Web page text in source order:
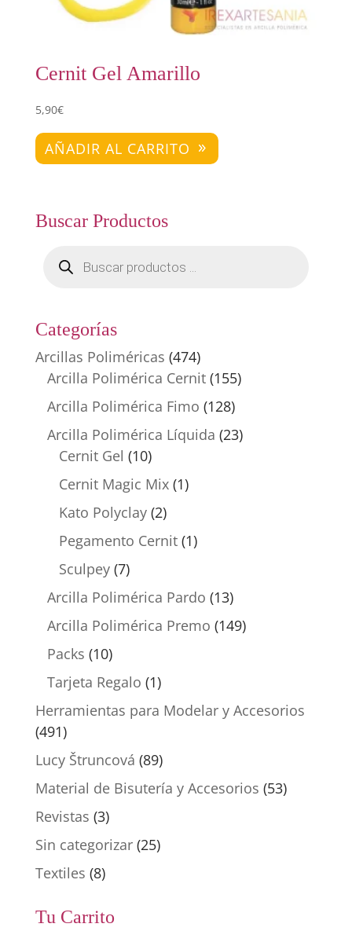
Cernit Gel Amarillo
5,90€
AÑADIR AL CARRITO
Buscar Productos
productos
Categorías
Arcillas Poliméricas (474)
Arcilla Polimérica Cernit (155)
Arcilla Polimérica Fimo (128)
Arcilla Polimérica Líquida (23)
Cernit Gel (10)
Cernit Magic Mix (1)
Kato Polyclay (2)
Pegamento Cernit (1)
Sculpey (7)
Arcilla Polimérica Pardo (13)
Arcilla Polimérica Premo (149)
Packs (10)
Tarjeta Regalo (1)
Herramientas para Modelar y Accesorios
(491)
Lucy Štruncová (89)
Material de Bisutería y Accesorios (53)
Revistas (3)
Sin categorizar (25)
Textiles (8)
Tu Carrito